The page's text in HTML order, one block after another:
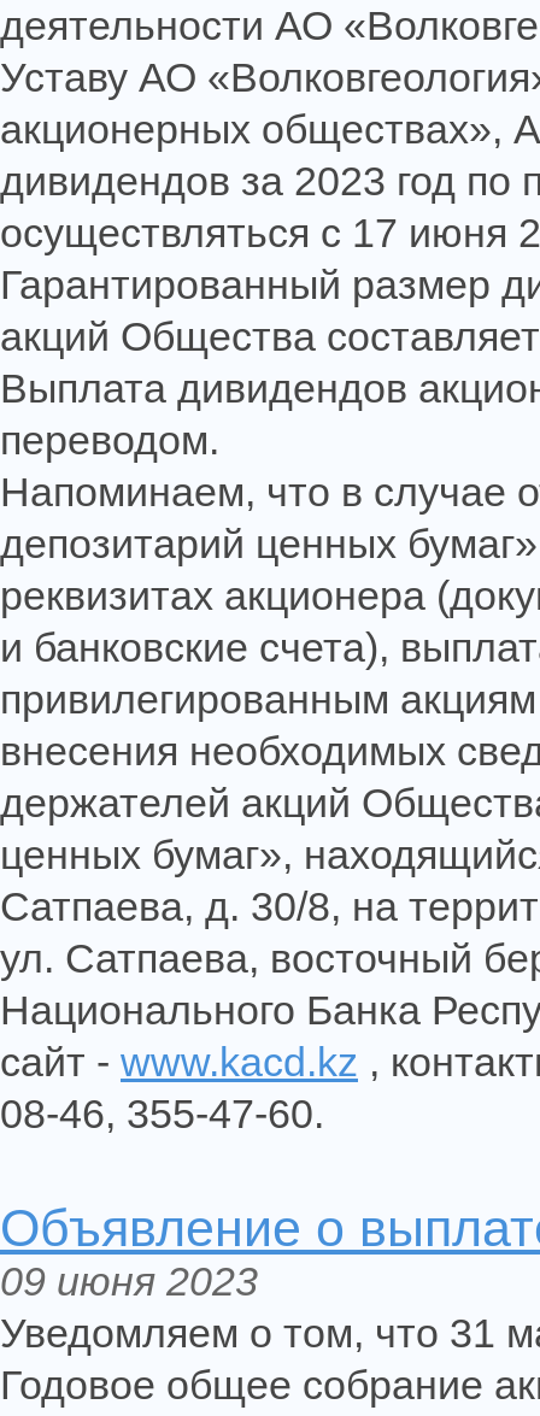
деятельности АО
Уставу АО
акционерных обществах»,
дивидендов за 2023 год по
осуществляться с 17 июня
Гарантированный размер
акций Общества
Выплата дивидендов
переводом.
Напоминаем, что в случае
депозитарий ценных
реквизитах акционера
и банковские счета),
привилегированным
внесения необходимых
держателей акций
ценных бумаг»,
Сатпаева, д. 30/8, на
ул. Сатпаева, восточный
Национального Банка
сайт - www.kacd.kz ,
08-46, 355-47-60.
Объявление о
09 июня 2023
Уведомляем о том, что 31
Годовое общее собрание